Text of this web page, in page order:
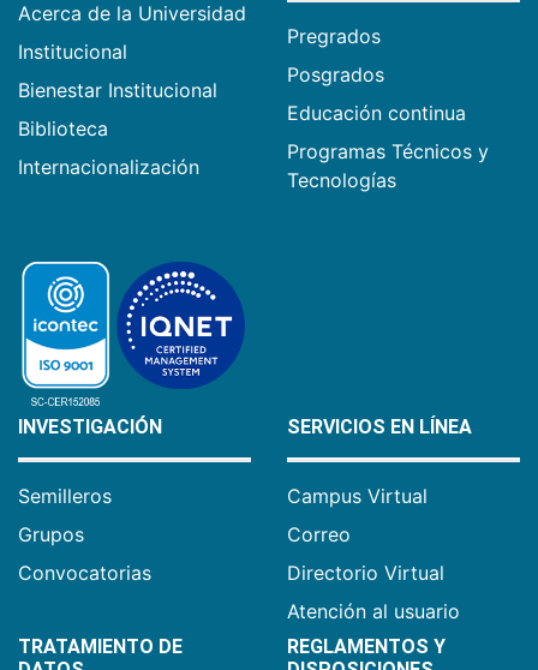
Acerca de la Universidad
Institucional
Bienestar Institucional
Biblioteca
Internacionalización
Pregrados
Posgrados
Educación continua
Programas Técnicos y
Tecnologías
INVESTIGACIÓN
Semilleros
Grupos
Convocatorias
SERVICIOS EN LÍNEA
Campus Virtual
Correo
Directorio Virtual
Atención al usuario
TRATAMIENTO DE
REGLAMENTOS Y